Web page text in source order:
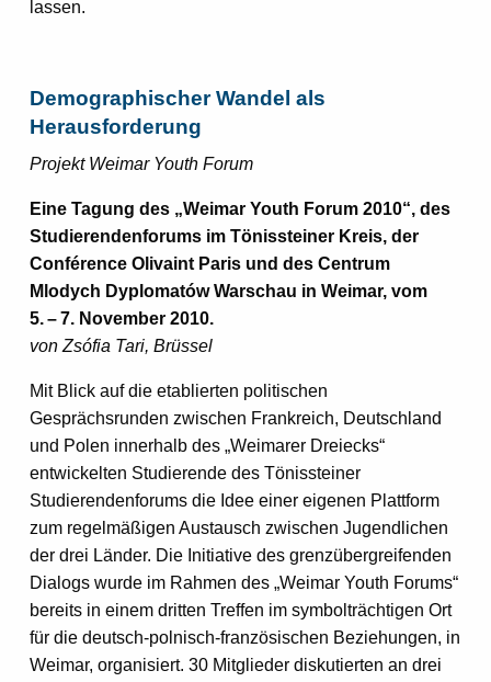
lassen.
Demographischer Wandel als
Herausforderung
Projekt Weimar Youth Forum
Eine Tagung des „Weimar Youth Forum 2010“, des
Studierendenforums im Tönissteiner Kreis, der
Conférence Olivaint Paris und des Centrum
Mlodych Dyplomatów Warschau in Weimar, vom
5. – 7. November 2010.
von Zsófia Tari, Brüssel
Mit Blick auf die etablierten politischen
Gesprächsrunden zwischen Frankreich, Deutschland
und Polen innerhalb des „Weimarer Dreiecks“
entwickelten Studierende des Tönissteiner
Studierendenforums die Idee einer eigenen Plattform
zum regelmäßigen Austausch zwischen Jugendlichen
der drei Länder. Die Initiative des grenzübergreifenden
Dialogs wurde im Rahmen des „Weimar Youth Forums“
bereits in einem dritten Treffen im symbolträchtigen Ort
für die deutsch-polnisch-französischen Beziehungen, in
Weimar, organisiert. 30 Mitglieder diskutierten an drei